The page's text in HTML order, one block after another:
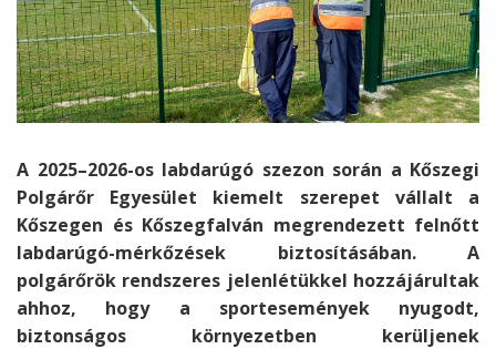
A 2025–2026-os labdarúgó szezon során a Kőszegi
Polgárőr Egyesület kiemelt szerepet vállalt a
Kőszegen és Kőszegfalván megrendezett felnőtt
labdarúgó-mérkőzések biztosításában. A
polgárőrök rendszeres jelenlétükkel hozzájárultak
ahhoz, hogy a sportesemények nyugodt,
biztonságos környezetben kerüljenek